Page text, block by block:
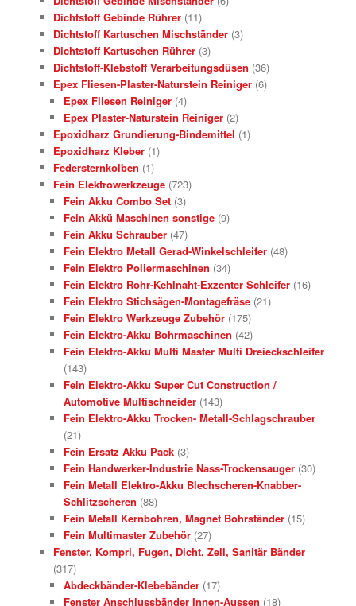
Dichtstoff Gebinde Rührer (11)
Dichtstoff Kartuschen Mischständer (3)
Dichtstoff Kartuschen Rührer (3)
Dichtstoff-Klebstoff Verarbeitungsdüsen (36)
Epex Fliesen-Plaster-Naturstein Reiniger (6)
Epex Fliesen Reiniger (4)
Epex Plaster-Naturstein Reiniger (2)
Epoxidharz Grundierung-Bindemittel (1)
Epoxidharz Kleber (1)
Federsternkolben (1)
Fein Elektrowerkzeuge (723)
Fein Akku Combo Set (3)
Fein Akkü Maschinen sonstige (9)
Fein Akku Schrauber (47)
Fein Elektro Metall Gerad-Winkelschleifer (48)
Fein Elektro Poliermaschinen (34)
Fein Elektro Rohr-Kehlnaht-Exzenter Schleifer (16)
Fein Elektro Stichsägen-Montagefräse (21)
Fein Elektro Werkzeuge Zubehör (175)
Fein Elektro-Akku Bohrmaschinen (42)
Fein Elektro-Akku Multi Master Multi Dreieckschleifer
(143)
Fein Elektro-Akku Super Cut Construction /
Automotive Multischneider (143)
Fein Elektro-Akku Trocken- Metall-Schlagschrauber
(21)
Fein Ersatz Akku Pack (3)
Fein Handwerker-Industrie Nass-Trockensauger (30)
Fein Metall Elektro-Akku Blechscheren-Knabber-
Schlitzscheren (88)
Fein Metall Kernbohren, Magnet Bohrständer (15)
Fein Multimaster Zubehör (27)
Fenster, Kompri, Fugen, Dicht, Zell, Sanitär Bänder
(317)
Abdeckbänder-Klebebänder (17)
Fenster Anschlussbänder Innen-Aussen (18)